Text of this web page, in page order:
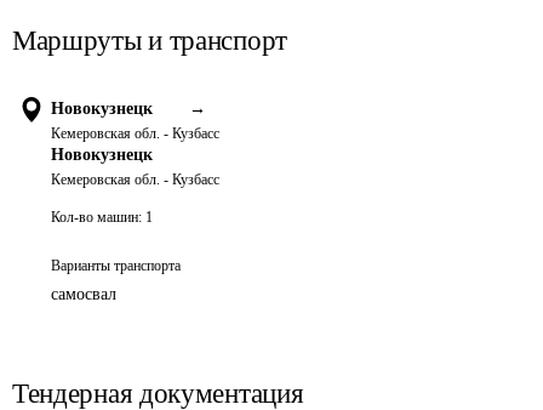
Маршруты и транспорт
Новокузнецк →
Кемеровская обл. - Кузбасс
Новокузнецк
Кемеровская обл. - Кузбасс
Кол-во машин: 1
Варианты транспорта
самосвал
Тендерная документация